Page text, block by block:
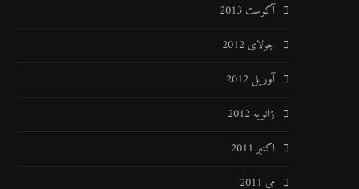
آگوست 2013
جولای 2012
آوریل 2012
ژانویه 2012
اکتبر 2011
می 2011